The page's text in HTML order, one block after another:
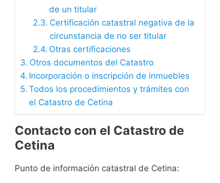
de un titular
Certificación catastral negativa de la
circunstancia de no ser titular
Otras certificaciones
Otros documentos del Catastro
Incorporación o inscripción de inmuebles
Todos los procedimientos y trámites con
el Catastro de Cetina
Contacto con el Catastro de
Cetina
Punto de información catastral de Cetina: